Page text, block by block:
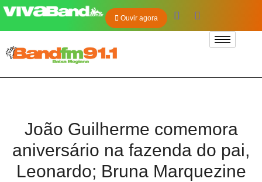
Ouvir agora
João Guilherme comemora
aniversário na fazenda do pai,
Leonardo; Bruna Marquezine